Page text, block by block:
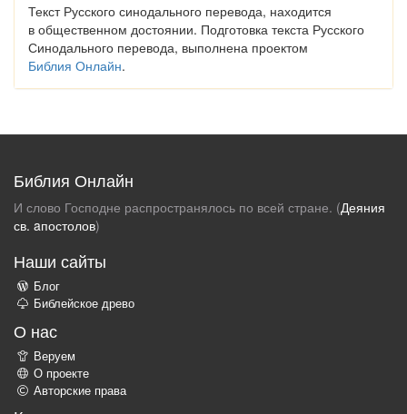
Текст Русского синодального перевода, находится
в общественном достоянии. Подготовка текста Русского
Синодального перевода, выполнена проектом
Библия Онлайн.
Библия Онлайн
И слово Господне распространялось по всей стране. (Деяния
св. aпостолов)
Наши сайты
Блог
Библейское древо
О нас
Веруем
О проекте
Авторские права